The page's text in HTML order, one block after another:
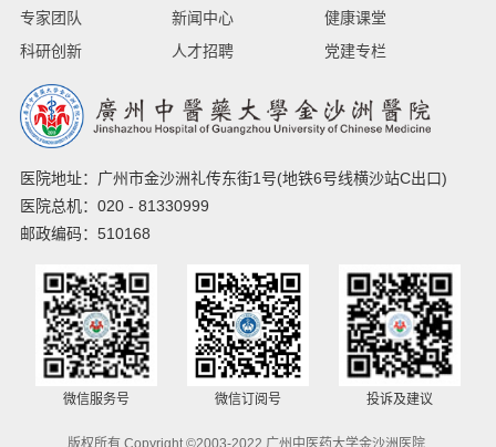
专家团队
新闻中心
健康课堂
科研创新
人才招聘 党建专栏
医院地址：广州市金沙洲礼传东街1号(地铁6号线横沙站C出口)
医院总机：020 - 81330999
邮政编码：510168
微信服务号 微信订阅号 投诉及建议
版权所有 Copyright ©2003-2022 广州中医药大学金沙洲医院